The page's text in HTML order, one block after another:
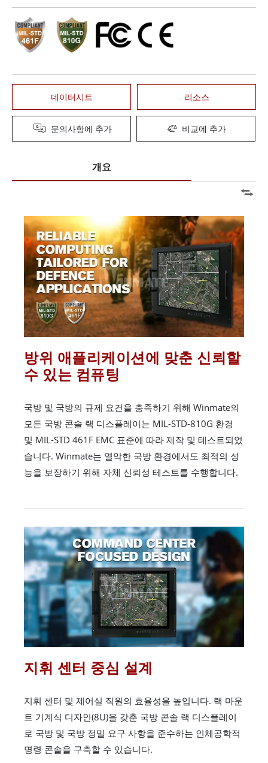
데이터시트 리소스
문의사항에 추가 비교에 추가
개요
방위 애플리케이션에 맞춘 신뢰할
수 있는 컴퓨팅
국방 및 국방의 규제 요건을 충족하기 위해 Winmate의
모든 국방 콘솔 랙 디스플레이는 MIL-STD-810G 환경
및 MIL-STD 461F EMC 표준에 따라 제작 및 테스트되었
습니다. Winmate는 열악한 국방 환경에서도 최적의 성
능을 보장하기 위해 자체 신뢰성 테스트를 수행합니다.
지휘 센터 중심 설계
지휘 센터 및 제어실 직원의 효율성을 높입니다. 랙 마운
트 기계식 디자인(8U)을 갖춘 국방 콘솔 랙 디스플레이
로 국방 및 국방 정밀 요구 사항을 준수하는 인체공학적
명령 콘솔을 구축할 수 있습니다.